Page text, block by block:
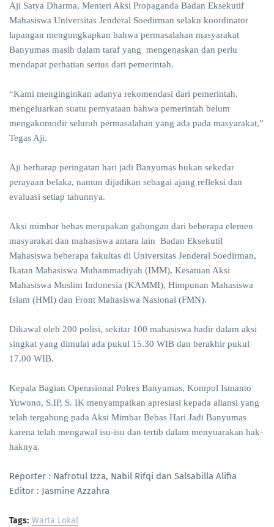
Aji Satya Dharma, Menteri Aksi Propaganda Badan Eksekutif
Mahasiswa Universitas Jenderal Soedirman selaku koordinator
lapangan mengungkapkan bahwa permasalahan masyarakat
Banyumas masih dalam taraf yang mengenaskan dan perlu
mendapat perhatian serius dari pemerintah.
“Kami menginginkan adanya rekomendasi dari pemerintah,
mengeluarkan suatu pernyataan bahwa pemerintah belum
mengakomodir seluruh permasalahan yang ada pada masyarakat,”
Tegas Aji.
Aji berharap peringatan hari jadi Banyumas bukan sekedar
perayaan belaka, namun dijadikan sebagai ajang refleksi dan
evaluasi setiap tahunnya.
Aksi mimbar bebas merupakan gabungan dari beberapa elemen
masyarakat dan mahasiswa antara lain Badan Eksekutif
Mahasiswa beberapa fakultas di Universitas Jenderal Soedirman,
Ikatan Mahasiswa Muhammadiyah (IMM), Kesatuan Aksi
Mahasiswa Muslim Indonesia (KAMMI), Himpunan Mahasiswa
Islam (HMI) dan Front Mahasiswa Nasional (FMN).
Dikawal oleh 200 polisi, sekitar 100 mahasiswa hadir dalam aksi
singkat yang dimulai ada pukul 15.30 WIB dan berakhir pukul
17.00 WIB.
Kepala Bagian Operasional Polres Banyumas, Kompol Ismanto
Yuwono, S.IP, S. IK menyampaikan apresiasi kepada aliansi yang
telah tergabung pada Aksi Mimbar Bebas Hari Jadi Banyumas
karena telah mengawal isu-isu dan tertib dalam menyuarakan hak-
haknya.
Reporter : Nafrotul Izza, Nabil Rifqi dan Salsabilla Alifia
Editor : Jasmine Azzahra
Tags: Warta Lokal